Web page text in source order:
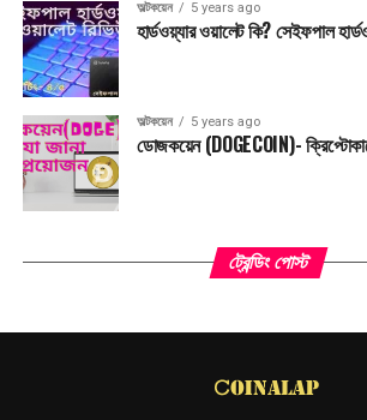
অল্টকয়েন 5 years ago
হার্ডওয়্যার ওয়ালেট কি? সেইফপাল
অল্টকয়েন 5 years ago
ডোজকয়েন (DOGECOIN)-
ট্রেন্ডিং পোস্ট